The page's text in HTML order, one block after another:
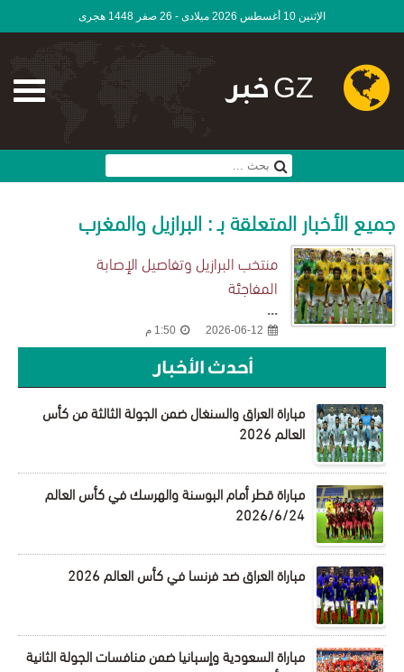
الإثنين 10 أغسطس 2026 ميلادى - 26 صفر 1448 هجرى
GZ خبر
جميع الأخبار المتعلقة بـ : البرازيل والمغرب
منتخب البرازيل وتفاصيل الإصابة
المفاجئة
...
2026-06-12 1:50 م
أحدث الأخبار
مباراة العراق والسنغال ضمن الجولة الثالثة من كأس
العالم 2026
مباراة قطر أمام البوسنة والهرسك في كأس العالم
2026/6/24
مباراة العراق ضد فرنسا في كأس العالم 2026
مباراة السعودية وإسبانيا ضمن منافسات الجولة الثانية